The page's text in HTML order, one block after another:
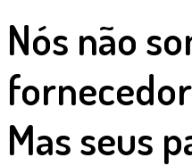
Nós não
Mas seus